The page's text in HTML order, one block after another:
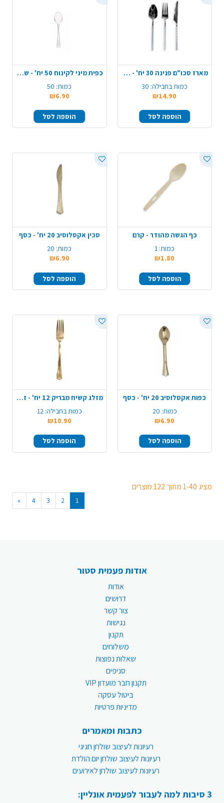
מארז סכו"ם פנינה 30 יח' - לבן כסף
כמות בחבילה: 30
₪14.90
הוספה לסל
כפית מיני לקינוח 50 יח' - שקוף
כמות: 50
₪6.90
הוספה לסל
כף הגשה מהודר - קרם
כמות: 1
₪1.80
הוספה לסל
סכין אקסלוסיב 20 יח' - כסף
כמות: 20
₪6.90
הוספה לסל
כפות אקסלוסיב 20 יח' - כסף
כמות: 20
₪6.90
הוספה לסל
מזלג קשיח מבריק 12 יח' - זהב
כמות בחבילה: 12
₪10.90
הוספה לסל
מציג 1-40 מתוך 122 מוצרים
1
2
3
4
»
אודות פעמית סטור
אודות
דרושים
צור קשר
נגישות
תקנון
משלוחים
שאלות נפוצות
סניפים
תקנון חבר מועדון VIP
ביטול עסקה
מדיניות פרטיות
כתבות ומאמרים
רעיונות לעיצוב שולחן חגיגי
רעיונות לעיצוב שולחן יום הולדת
רעיונות לעיצוב שולחן לאירועים
3 סיבות למה לעבור לפעמית אונליין: